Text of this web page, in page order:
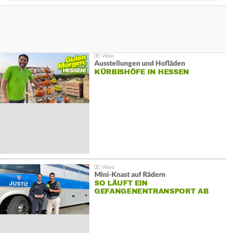
Ausstellungen und Hofläden
KÜRBISHÖFE IN HESSEN
Mini-Knast auf Rädern
SO LÄUFT EIN
GEFANGENENTRANSPORT AB